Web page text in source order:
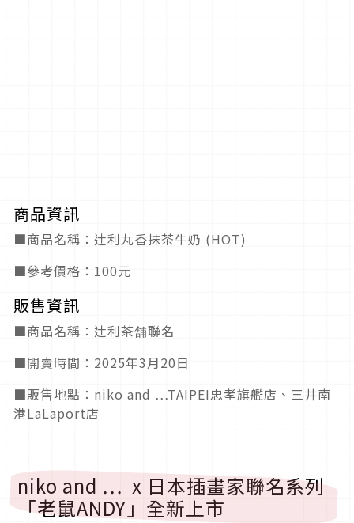
商品資訊
■商品名稱：辻利丸香抹茶牛奶 (HOT)
■參考價格：100元
販售資訊
■商品名稱：辻利茶舗聯名
■開賣時間：2025年3月20日
■販售地點：niko and …TAIPEI忠孝旗艦店、三井南
港LaLaport店
niko and … x 日本插畫家聯名系列
「老鼠ANDY」全新上市